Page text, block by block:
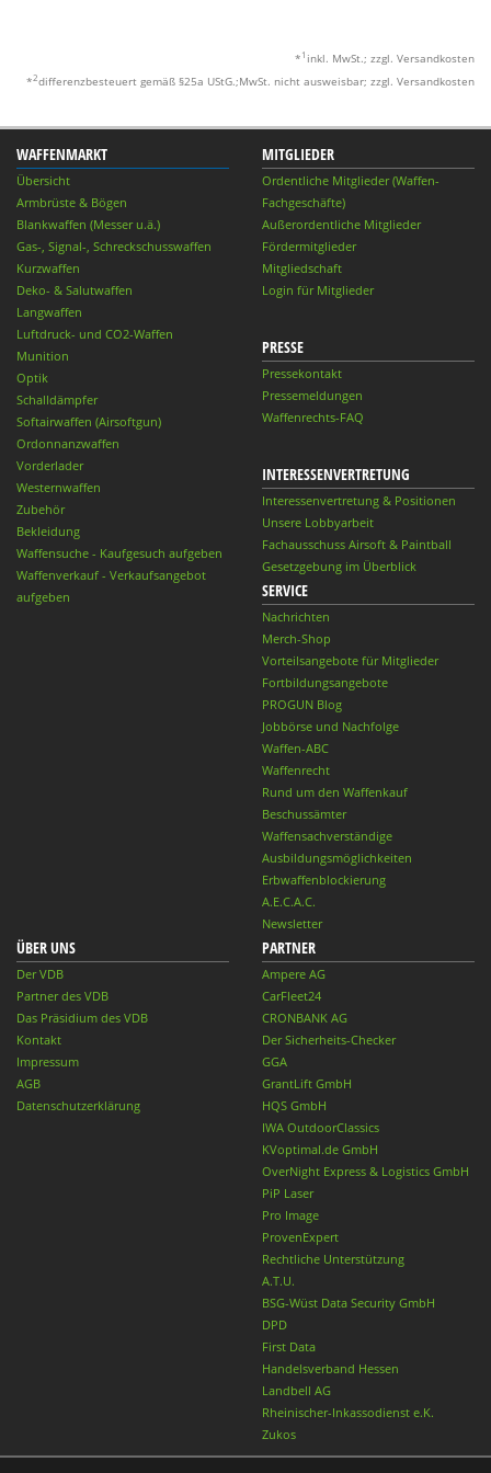
* 1 inkl. MwSt.; zzgl. Versandkosten
*2differenzbesteuert gemäß §25a UStG.;MwSt. nicht ausweisbar; zzgl. Versandkosten
WAFFENMARKT
Übersicht
Armbrüste & Bögen
Blankwaffen (Messer u.ä.)
Gas-, Signal-, Schreckschusswaffen
Kurzwaffen
Deko- & Salutwaffen
Langwaffen
Luftdruck- und CO2-Waffen
Munition
Optik
Schalldämpfer
Softairwaffen (Airsoftgun)
Ordonnanzwaffen
Vorderlader
Westernwaffen
Zubehör
Bekleidung
Waffensuche - Kaufgesuch aufgeben
Waffenverkauf - Verkaufsangebot
aufgeben
MITGLIEDER
Ordentliche Mitglieder (Waffen-
Fachgeschäfte)
Außerordentliche Mitglieder
Fördermitglieder
Mitgliedschaft
Login für Mitglieder
PRESSE
Pressekontakt
Pressemeldungen
Waffenrechts-FAQ
INTERESSENVERTRETUNG
Interessenvertretung & Positionen
Unsere Lobbyarbeit
Fachausschuss Airsoft & Paintball
Gesetzgebung im Überblick
SERVICE
Nachrichten
Merch-Shop
Vorteilsangebote für Mitglieder
Fortbildungsangebote
PROGUN Blog
Jobbörse und Nachfolge
Waffen-ABC
Waffenrecht
Rund um den Waffenkauf
Beschussämter
Waffensachverständige
Ausbildungsmöglichkeiten
Erbwaffenblockierung
A.E.C.A.C.
Newsletter
ÜBER UNS
Der VDB
Partner des VDB
Das Präsidium des VDB
Kontakt
Impressum
AGB
Datenschutzerklärung
PARTNER
Ampere AG
CarFleet24
CRONBANK AG
Der Sicherheits-Checker
GGA
GrantLift GmbH
HQS GmbH
IWA OutdoorClassics
KVoptimal.de GmbH
OverNight Express & Logistics GmbH
PiP Laser
Pro Image
ProvenExpert
Rechtliche Unterstützung
A.T.U.
BSG-Wüst Data Security GmbH
DPD
First Data
Handelsverband Hessen
Landbell AG
Rheinischer-Inkassodienst e.K.
Zukos